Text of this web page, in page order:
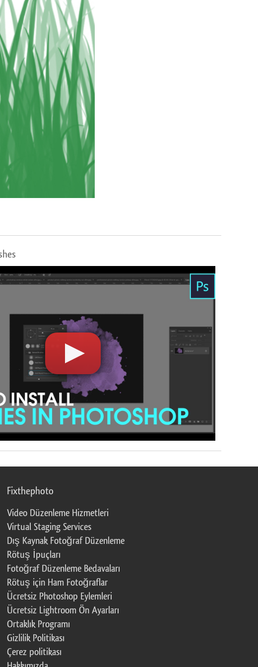
Verileri Video Editing Services
Fixthephoto
Video Düzenleme Hizmetleri
Virtual Staging Services
Dış Kaynak Fotoğraf Düzenleme
Rötuş İpuçları
Fotoğraf Düzenleme Bedavaları
Rötuş için Ham Fotoğraflar
Ücretsiz Photoshop Eylemleri
Ücretsiz Lightroom Ön Ayarları
Ortaklık Programı
Gizlilik Politikası
Çerez politikası